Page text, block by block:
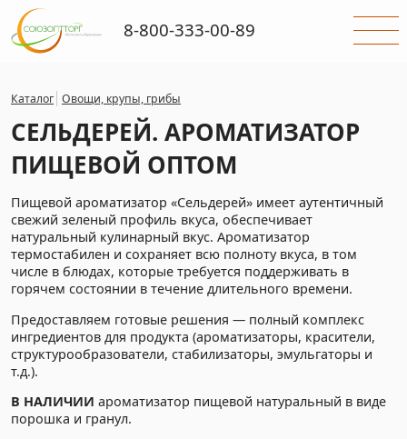
Каталог Овощи, крупы, грибы
СЕЛЬДЕРЕЙ. АРОМАТИЗАТОР
ПИЩЕВОЙ ОПТОМ
Пищевой ароматизатор «Сельдерей» имеет аутентичный
свежий зеленый профиль вкуса, обеспечивает
натуральный кулинарный вкус. Ароматизатор
термостабилен и сохраняет всю полноту вкуса, в том
числе в блюдах, которые требуется поддерживать в
горячем состоянии в течение длительного времени.
Предоставляем готовые решения — полный комплекс
ингредиентов для продукта (ароматизаторы, красители,
структурообразователи, стабилизаторы, эмульгаторы и
т.д.).
В НАЛИЧИИ ароматизатор пищевой натуральный в виде
порошка и гранул.
8-800-333-00-89